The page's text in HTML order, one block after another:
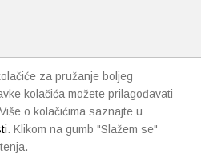
za pružanje boljeg
kolačića možete prilagođavati
o kolačićima saznajte u
. Klikom na gumb "Slažem se"